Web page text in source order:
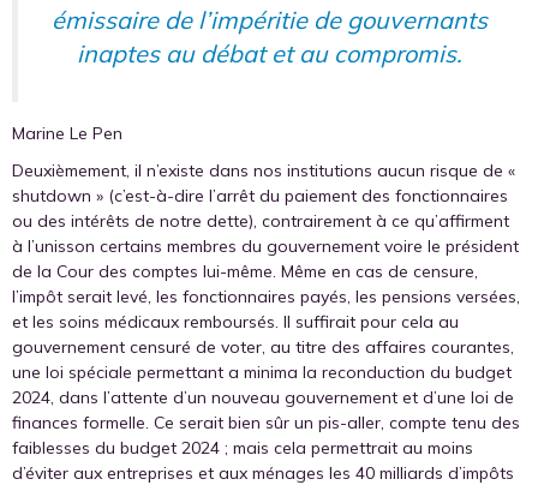
émissaire de l’impéritie de gouvernants
inaptes au débat et au compromis.
Marine Le Pen
Deuxièmement, il n’existe dans nos institutions aucun risque de «
shutdown » (c’est-à-dire l’arrêt du paiement des fonctionnaires
ou des intérêts de notre dette), contrairement à ce qu’affirment
à l’unisson certains membres du gouvernement voire le président
de la Cour des comptes lui-même. Même en cas de censure,
l’impôt serait levé, les fonctionnaires payés, les pensions versées,
et les soins médicaux remboursés. Il suffirait pour cela au
gouvernement censuré de voter, au titre des affaires courantes,
une loi spéciale permettant a minima la reconduction du budget
2024, dans l’attente d’un nouveau gouvernement et d’une loi de
finances formelle. Ce serait bien sûr un pis-aller, compte tenu des
faiblesses du budget 2024 ; mais cela permettrait au moins
d’éviter aux entreprises et aux ménages les 40 milliards d’impôts